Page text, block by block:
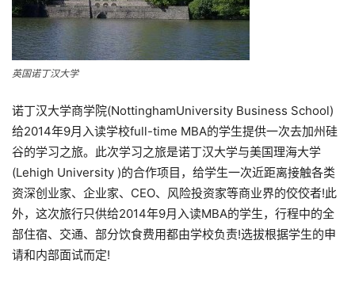
英国诺丁汉大学
诺丁汉大学商学院(NottinghamUniversity Business School)
给2014年9月入读学校full-time MBA的学生提供一次去加州硅
谷的学习之旅。此次学习之旅是诺丁汉大学与美国理海大学
(Lehigh University )的合作项目，给学生一次近距离接触各类
资深创业家、企业家、CEO、风险投资家等商业界的佼佼者!此
外，这次旅行只供给2014年9月入读MBA的学生，行程中的全
部住宿、交通、部分饮食费用都由学校负责!选拔根据学生的申
请和内部面试而定!